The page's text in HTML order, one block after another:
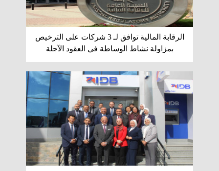
الرقابة المالية توافق لـ 3 شركات على الترخيص
بمزاولة نشاط الوساطة في العقود الآجلة